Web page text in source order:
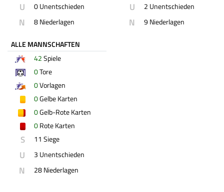
U 0 Unentschieden
N 8 Niederlagen
U 2 Unentschieden
N 9 Niederlagen
ALLE MANNSCHAFTEN
42Spiele
0Tore
0Vorlagen
0Gelbe Karten
0Gelb-Rote Karten
0Rote Karten
S 11 Siege
U 3 Unentschieden
N 28 Niederlagen